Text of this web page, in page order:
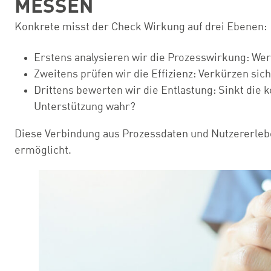
MESSEN
Konkrete misst der Check Wirkung auf drei Ebenen:
Erstens analysieren wir die Prozesswirkung:
Zweitens prüfen wir die Effizienz: Verkürzen
Drittens bewerten wir die Entlastung: Sinkt die
Unterstützung wahr?
Diese Verbindung aus Prozessdaten und
ermöglicht.